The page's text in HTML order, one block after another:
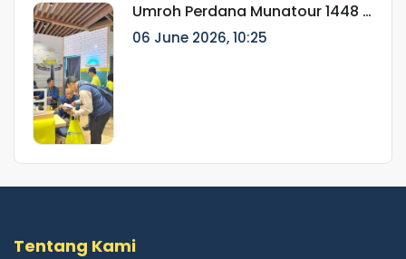
Umroh Perdana Munatour 1448 H
Resmi Berangkat, Dilepas oleh
Dirut Munatour
06 June 2026, 10:25
Tentang Kami